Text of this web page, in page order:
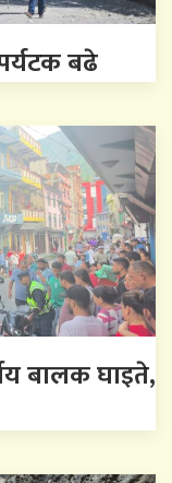
बढे
बालक घाइते,